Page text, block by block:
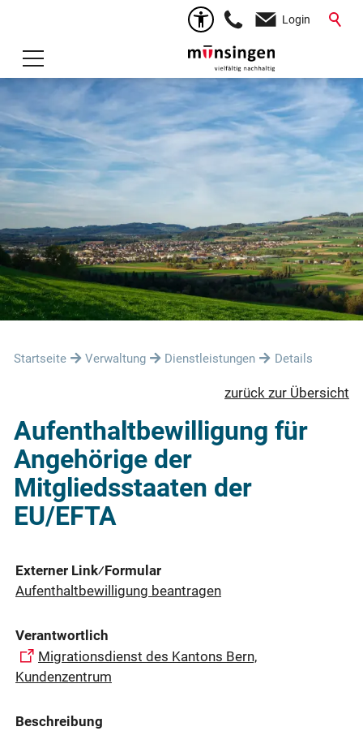
Login
Startseite Verwaltung Dienstleistungen Details
zurück zur Übersicht
Aufenthaltbewilligung für
Angehörige der
Mitgliedsstaaten der
EU/EFTA
Externer Link⁄Formular
Aufenthaltbewilligung beantragen
Verantwortlich
Migrationsdienst des Kantons Bern,
Kundenzentrum
Beschreibung